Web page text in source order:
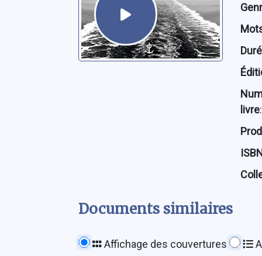
livre:
Documents similaires
Affichage des couvertures